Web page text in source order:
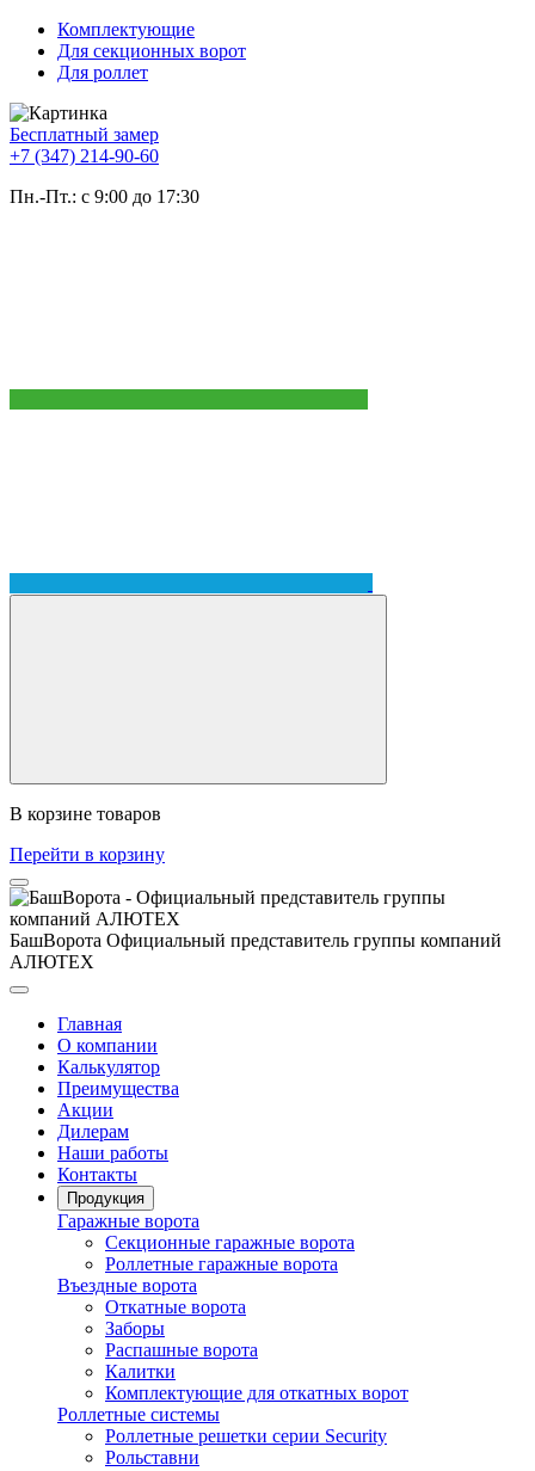
Комплектующие
Для секционных ворот
Для роллет
Бесплатный замер
+7 (347) 214-90-60
Пн.-Пт.: с 9:00 до 17:30
В корзине товаров
Перейти в корзину
БашВорота Официальный представитель группы компаний
АЛЮТЕХ
Главная
О компании
Калькулятор
Преимущества
Акции
Дилерам
Наши работы
Контакты
Продукция
Гаражные ворота
Секционные гаражные ворота
Роллетные гаражные ворота
Въездные ворота
Откатные ворота
Заборы
Распашные ворота
Калитки
Комплектующие для откатных ворот
Роллетные системы
Роллетные решетки серии Security
Рольставни